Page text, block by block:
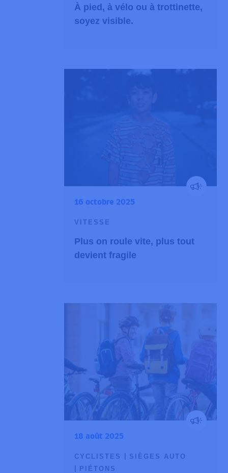
À pied, à vélo ou à trottinette,
soyez visible.
16 octobre 2025
VITESSE
Plus on roule vite, plus tout
devient fragile
18 août 2025
CYCLISTES
SIÈGES AUTO
PIÉTONS